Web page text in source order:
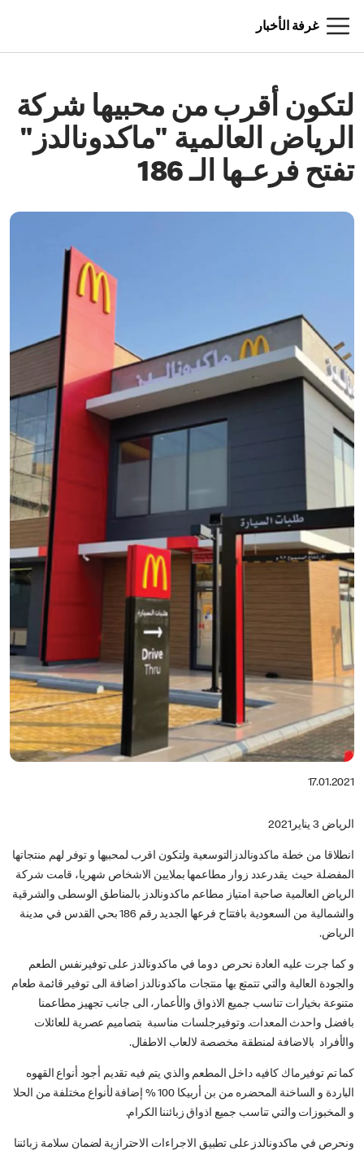
غرفة الأخبار
لتكون أقرب من محبيها شركة
الرياض العالمية "ماكدونالدز"
تفتح فرعـها الـ 186
17.01.2021
الرياض 3 يناير2021
انطلاقا من خطة ماكدونالدزالتوسعية ولتكون اقرب لمحبيها و توفر لهم منتجاتها
المفضلة حيث يقدرعدد زوار مطاعمها بملايين الاشخاص شهريا، قامت شركة
الرياض العالمية صاحبة امتياز مطاعم ماكدونالدز بالمناطق الوسطى والشرقية
والشمالية من السعودية بافتتاح فرعها الجديد رقم 186 بحي القدس في مدينة
الرياض.
و كما جرت عليه العادة نحرص دوما في ماكدونالدز على توفيرنفس الطعم
والجودة العالية والتي تتمتع بها منتجات ماكدونالدز اضافة الى توفير قائمة طعام
متنوعة بخيارات تناسب جميع الاذواق والأعمار، الى جانب تجهيز مطاعمنا
بافضل واحدث المعدات. وتوفيرجلسات مناسبة بتصاميم عصرية للعائلات
والأفراد بالاضافة لمنطقة مخصصة لالعاب الاطفال.
كما تم توفيرماك كافيه داخل المطعم والذي يتم فيه تقديم أجود أنواع القهوه
الباردة و الساخنة المحضره من بن أربيكا 100 % إضافة لأنواع مختلفة من الحلا
و المخبوزات والتي تناسب جميع اذواق زبائننا الكرام.
ونحرص في ماكدونالدز على تطبيق الاجراءات الاحترازية لضمان سلامة زبائننا